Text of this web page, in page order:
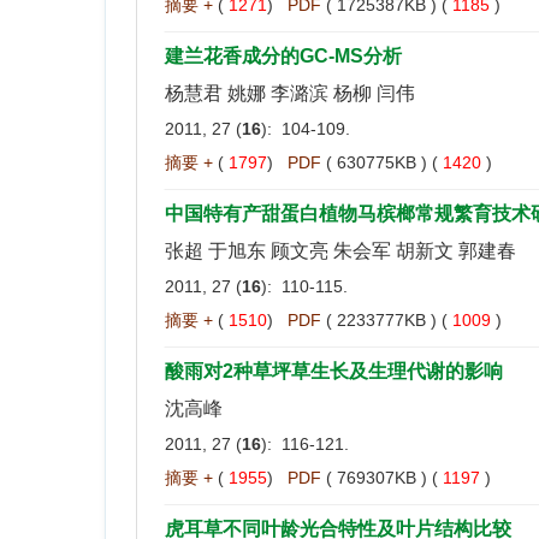
摘要 + ( 1271 ) PDF ( 1725387KB ) ( 1185 )
建兰花香成分的GC-MS分析
杨慧君 姚娜 李潞滨 杨柳 闫伟
2011, 27 (16): 104-109.
摘要 + ( 1797) PDF ( 630775KB ) ( 1420 )
中国特有产甜蛋白植物马槟榔常规繁育技术
张超 于旭东 顾文亮 朱会军 胡新文 郭建春
2011, 27 (16): 110-115.
摘要 + ( 1510) PDF ( 2233777KB ) ( 1009 )
酸雨对2种草坪草生长及生理代谢的影响
沈高峰
2011, 27 (16): 116-121.
摘要 + ( 1955) PDF ( 769307KB ) ( 1197 )
虎耳草不同叶龄光合特性及叶片结构比较